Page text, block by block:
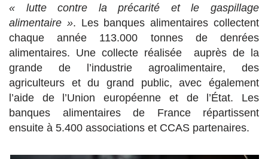
« lutte contre la précarité et le gaspillage
alimentaire ». Les banques alimentaires collectent
chaque année 113.000 tonnes de denrées
alimentaires. Une collecte réalisée auprès de la
grande de l’industrie agroalimentaire, des
agriculteurs et du grand public, avec également
l’aide de l’Union européenne et de l’État. Les
banques alimentaires de France répartissent
ensuite à 5.400 associations et CCAS partenaires.